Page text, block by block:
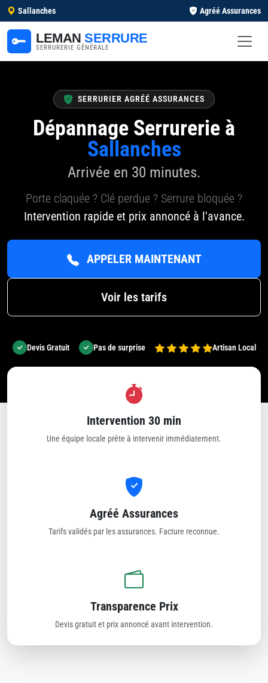
Sallanches Agréé Assurances
LEMAN SERRURE
SERRURERIE GÉNÉRALE
SERRURIER AGRÉÉ ASSURANCES
Dépannage Serrurerie à
Sallanches
Arrivée en 30 minutes.
Porte claquée ? Clé perdue ? Serrure bloquée ?
Intervention rapide et prix annoncé à l'avance.
APPELER MAINTENANT
Voir les tarifs
Devis Gratuit Pas de surprise Artisan Local
Intervention 30 min
Une équipe locale prête à intervenir immédiatement.
Agréé Assurances
Tarifs validés par les assurances. Facture reconnue.
Transparence Prix
Devis gratuit et prix annoncé avant intervention.